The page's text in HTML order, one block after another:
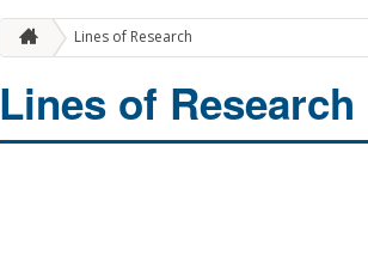
Lines of Research
Lines of Research